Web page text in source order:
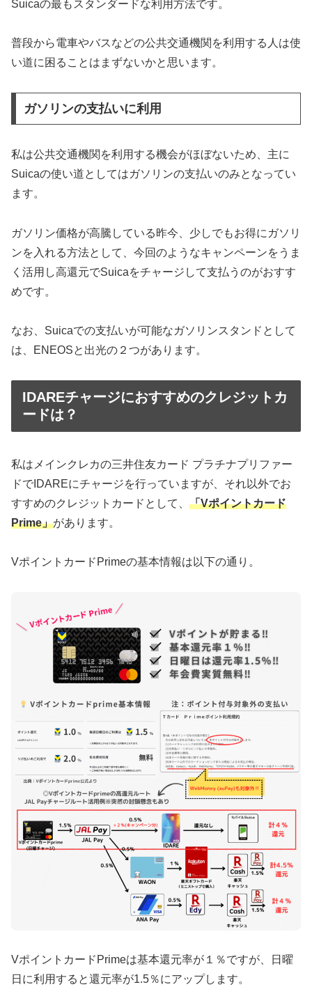
Suicaの最もスタンダードな利用方法です。
普段から電車やバスなどの公共交通機関を利用する人は使
い道に困ることはまずないかと思います。
ガソリンの支払いに利用
私は公共交通機関を利用する機会がほぼないため、主に
Suicaの使い道としてはガソリンの支払いのみとなってい
ます。
ガソリン価格が高騰している昨今、少しでもお得にガソリ
ンを入れる方法として、今回のようなキャンペーンをうま
く活用し高還元でSuicaをチャージして支払うのがおすす
めです。
なお、Suicaでの支払いが可能なガソリンスタンドとして
は、ENEOSと出光の２つがあります。
IDAREチャージにおすすめのクレジットカ
ードは？
私はメインクレカの三井住友カード プラチナプリファー
ドでIDAREにチャージを行っていますが、それ以外でお
すすめのクレジットカードとして、 「Vポイントカード
Prime」があります。
VポイントカードPrimeの基本情報は以下の通り。
VポイントカードPrimeは基本還元率が１％ですが、日曜
日に利用すると還元率が1.5％にアップします。